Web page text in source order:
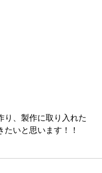
り、製作に取り入れた
いと思います！！